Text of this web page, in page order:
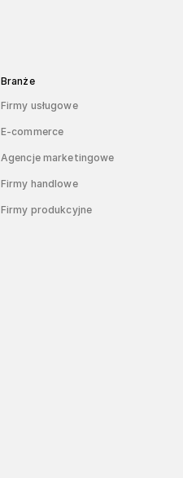
Branże
Firmy usługowe
E-commerce
Agencje marketingowe
Firmy handlowe
Firmy produkcyjne